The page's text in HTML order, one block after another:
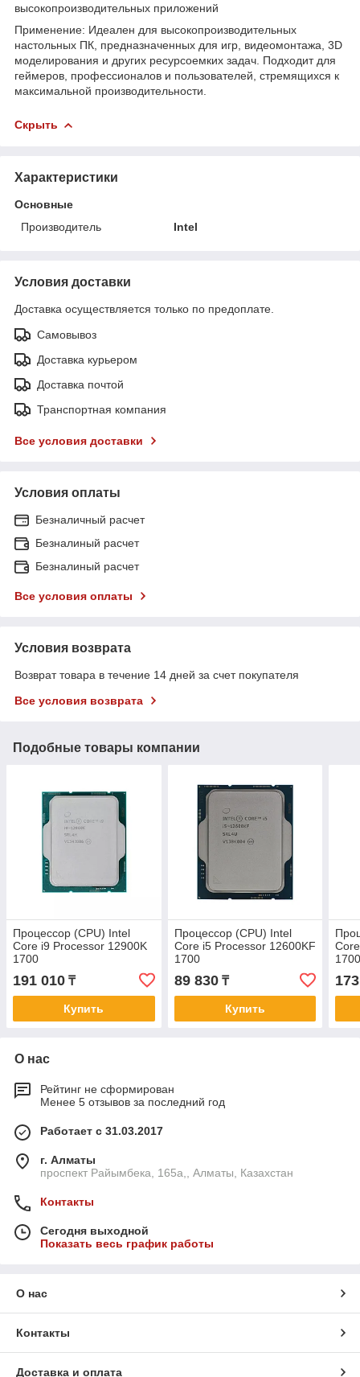
высокопроизводительных приложений
Применение: Идеален для высокопроизводительных
настольных ПК, предназначенных для игр, видеомонтажа, 3D
моделирования и других ресурсоемких задач. Подходит для
геймеров, профессионалов и пользователей, стремящихся к
максимальной производительности.
Скрыть
Характеристики
Основные
Производитель
Intel
Условия доставки
Доставка осуществляется только по предоплате.
Самовывоз
Доставка курьером
Доставка почтой
Транспортная компания
Все условия доставки
Условия оплаты
Безналичный расчет
Безналиный расчет
Безналиный расчет
Все условия оплаты
Условия возврата
Возврат товара в течение 14 дней за счет покупателя
Все условия возврата
Подобные товары компании
Процессор (CPU) Intel
Core i9 Processor 12900K
1700
191 010 ₸
Купить
Процессор (CPU) Intel
Core i5 Processor 12600KF
1700
89 830₸
Купить
О нас
Рейтинг не сформирован
Менее 5 отзывов за последний год
Работает с 31.03.2017
г. Алматы
проспект Райымбека, 165а,, Алматы, Казахстан
Контакты
Сегодня выходной
Показать весь график работы
О нас
Контакты
Доставка и оплата